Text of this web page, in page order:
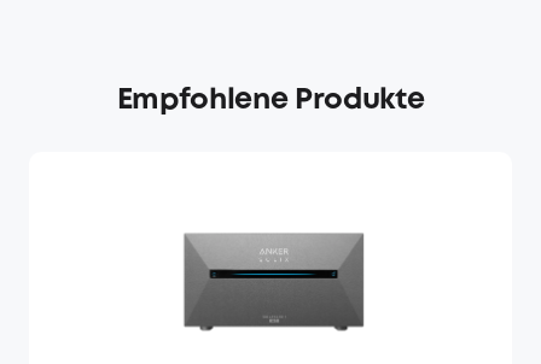
Empfohlene Produkte